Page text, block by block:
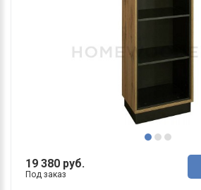
19 380 руб.
Под заказ